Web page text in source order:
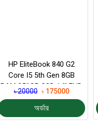
HP EliteBook 840 G2
Core I5 5th Gen 8GB
RAM 256GB SSD 14″ FHD
Display (Non Touch...
৳ 20000 ৳ 175000
অর্ডার